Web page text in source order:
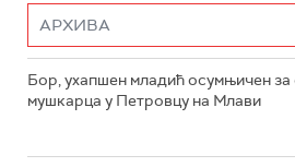
Бор, ухапшен младић осумњичен за
мушкарца у Петровцу на Млави